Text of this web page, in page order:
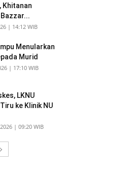
Khitanan
| 14:12 WIB
Menularkan
Murid
| 17:10 WIB
LKNU
ke Klinik NU
| 09:20 WIB